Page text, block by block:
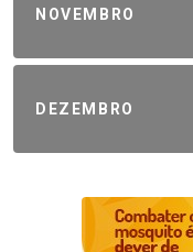
NOVEMBRO
DEZEMBRO